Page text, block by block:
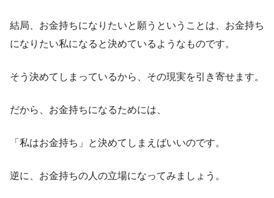
結局、お金持ちになりたいと願うということは、お金持ち
になりたい私になると決めているようなものです。
そう決めてしまっているから、その現実を引き寄せます。
だから、お金持ちになるためには、
「私はお金持ち」と決めてしまえばいいのです。
逆に、お金持ちの人の立場になってみましょう。